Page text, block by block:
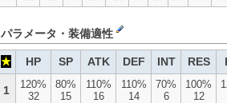
パラメータ・装備適性
★ HP SP ATK DEF INT RES
1
120%
32
80%
15
110%
16
110%
14
70%
6
100%
12